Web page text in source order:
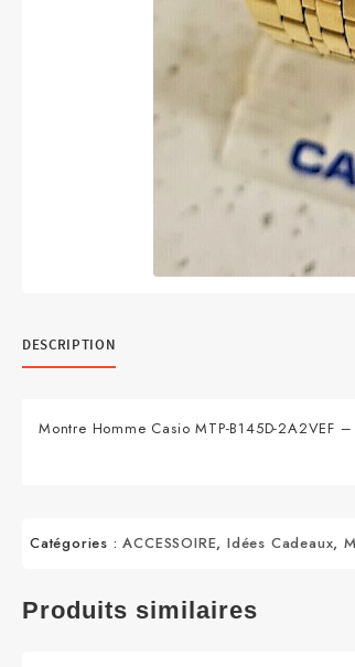
DESCRIPTION
Montre Homme Casio MTP-B145D-
Catégories :ACCESSOIRE,Idées Cadeaux,
Produits similaires